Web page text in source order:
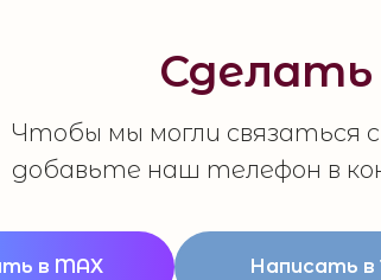
Сделать
Чтобы мы могли связаться с
добавьте наш телефон в
в MAX Написать в